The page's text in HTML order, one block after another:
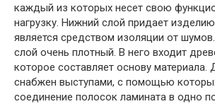
каждый из которых несет свою
нагрузку. Нижний слой придает
является средством изоляции от
слой очень плотный. В него входит
которое составляет основу материала.
снабжен выступами, с помощью
соединение полосок ламината в одно